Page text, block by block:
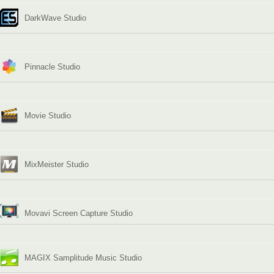
DarkWave Studio
Pinnacle Studio
Movie Studio
MixMeister Studio
Movavi Screen Capture Studio
MAGIX Samplitude Music Studio